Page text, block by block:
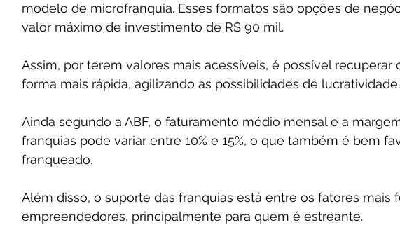
modelo de microfranquia. Esses formatos são opções de
valor máximo de investimento de R$ 90 mil.
Assim, por terem valores mais acessíveis, é possível recuperar
forma mais rápida, agilizando as possibilidades de lucratividade.
Ainda segundo a ABF, o faturamento médio mensal e a
franquias pode variar entre 10% e 15%, o que também é bem
franqueado.
Além disso, o suporte das franquias está entre os fatores mais
empreendedores, principalmente para quem é estreante.